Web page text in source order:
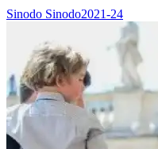
Sinodo Sinodo2021-24